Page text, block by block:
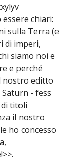
chiari:
sulla Terra (e
di imperi,
siamo noi e
e perché
nostro editto
- fess
titoli
il nostro
ho concesso